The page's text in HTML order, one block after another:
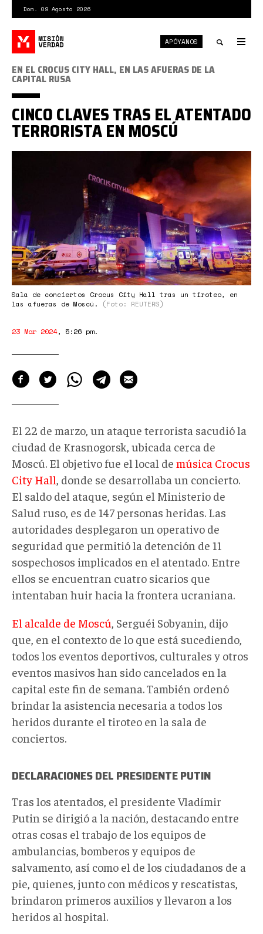
contenido
principal
Dom. 09 Agosto 2026
APÓYANOS
hall.jpg
Sala de conciertos Crocus City Hall tras un tiroteo, en
las afueras de Moscú.
(Foto: REUTERS)
EN EL CROCUS CITY HALL, EN LAS AFUERAS DE LA
CAPITAL RUSA
CINCO CLAVES TRAS EL ATENTADO
TERRORISTA EN MOSCÚ
23 Mar 2024, 5:26 pm.
El 22 de marzo, un ataque terrorista sacudió la
ciudad de Krasnogorsk, ubicada cerca de
Moscú. El objetivo fue el local de música Crocus
City Hall , donde se desarrollaba un concierto.
El saldo del ataque, según el Ministerio de
Salud ruso, es de 147 personas heridas. Las
autoridades desplegaron un operativo de
seguridad que permitió la detención de 11
sospechosos implicados en el atentado. Entre
ellos se encuentran cuatro sicarios que
intentaban huir hacia la frontera ucraniana.
El alcalde de Moscú , Serguéi Sobyanin, dijo
que, en el contexto de lo que está sucediendo,
todos los eventos deportivos, culturales y otros
eventos masivos han sido cancelados en la
capital este fin de semana. También ordenó
brindar la asistencia necesaria a todos los
heridos durante el tiroteo en la sala de
conciertos.
DECLARACIONES DEL PRESIDENTE PUTIN
Tras los atentados, el presidente Vladímir
Putin se dirigió a la nación, destacando entre
otras cosas el trabajo de los equipos de
ambulancias, bomberos y equipos de
salvamento, así como el de los ciudadanos de a
pie, quienes, junto con médicos y rescatistas,
brindaron primeros auxilios y llevaron a los
heridos al hospital.